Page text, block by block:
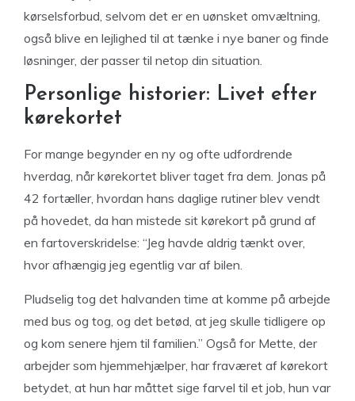
kørselsforbud, selvom det er en uønsket omvæltning,
også blive en lejlighed til at tænke i nye baner og finde
løsninger, der passer til netop din situation.
Personlige historier: Livet efter
kørekortet
For mange begynder en ny og ofte udfordrende
hverdag, når kørekortet bliver taget fra dem. Jonas på
42 fortæller, hvordan hans daglige rutiner blev vendt
på hovedet, da han mistede sit kørekort på grund af
en fartoverskridelse: “Jeg havde aldrig tænkt over,
hvor afhængig jeg egentlig var af bilen.
Pludselig tog det halvanden time at komme på arbejde
med bus og tog, og det betød, at jeg skulle tidligere op
og kom senere hjem til familien.” Også for Mette, der
arbejder som hjemmehjælper, har fraværet af kørekort
betydet, at hun har måttet sige farvel til et job, hun var